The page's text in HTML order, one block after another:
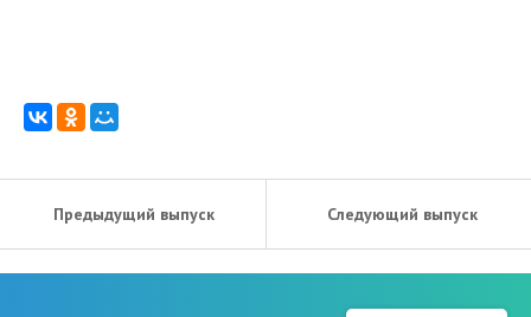
Предыдущий выпуск Следующий выпуск